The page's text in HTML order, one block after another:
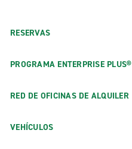
RESERVAS
PROGRAMA ENTERPRISE PLUS®
RED DE OFICINAS DE ALQUILER
VEHÍCULOS